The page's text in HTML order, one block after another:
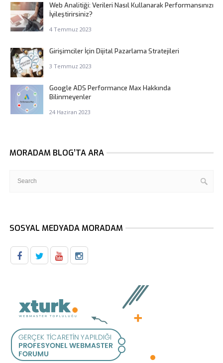
Web Analitiği: Verileri Nasıl Kullanarak Performansınızı
İyileştirirsiniz?
4 Temmuz 2023
Girişimciler İçin Dijital Pazarlama Stratejileri
3 Temmuz 2023
Google ADS Performance Max Hakkında
Bilinmeyenler
24 Haziran 2023
MORADAM BLOG’TA ARA
SOSYAL MEDYADA MORADAM